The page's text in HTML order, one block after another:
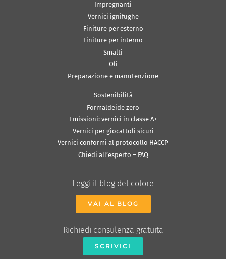
Impregnanti
Vernici ignifughe
Finiture per esterno
Finiture per interno
Smalti
Oli
Preparazione e manutenzione
Sostenibilità
Formaldeide zero
Emissioni: vernici in classe A+
Vernici per giocattoli sicuri
Vernici conformi al protocollo HACCP
Chiedi all’esperto – FAQ
Leggi il blog del colore
VAI AL BLOG
Richiedi consulenza gratuita
SCRIVICI